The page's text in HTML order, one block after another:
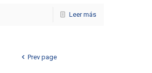
Leer más
Prev page